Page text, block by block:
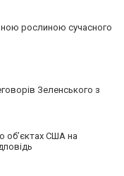
рослиною сучасного
Зеленського з
обʼєктах США на